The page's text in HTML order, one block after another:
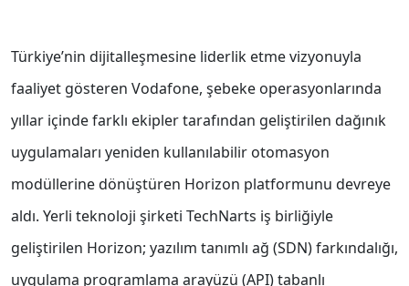
Türkiye’nin dijitalleşmesine liderlik etme vizyonuyla
faaliyet gösteren Vodafone, şebeke operasyonlarında
yıllar içinde farklı ekipler tarafından geliştirilen dağınık
uygulamaları yeniden kullanılabilir otomasyon
modüllerine dönüştüren Horizon platformunu devreye
aldı. Yerli teknoloji şirketi TechNarts iş birliğiyle
geliştirilen Horizon; yazılım tanımlı ağ (SDN) farkındalığı,
uygulama programlama arayüzü (API) tabanlı